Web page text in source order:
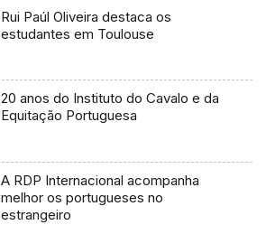
Rui Paúl Oliveira destaca os
estudantes em Toulouse
20 anos do Instituto do Cavalo e da
Equitação Portuguesa
A RDP Internacional acompanha
melhor os portugueses no
estrangeiro